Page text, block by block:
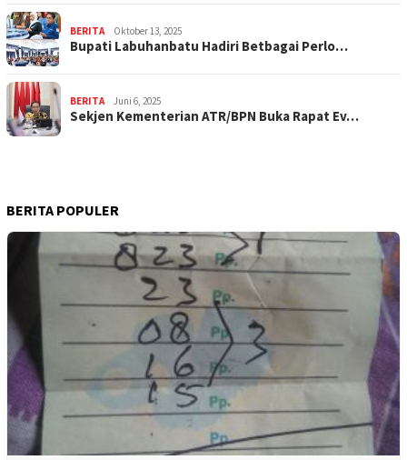
BERITA Oktober 13, 2025
Bupati Labuhanbatu Hadiri Betbagai Perlo…
BERITA Juni 6, 2025
Sekjen Kementerian ATR/BPN Buka Rapat Ev…
BERITA POPULER